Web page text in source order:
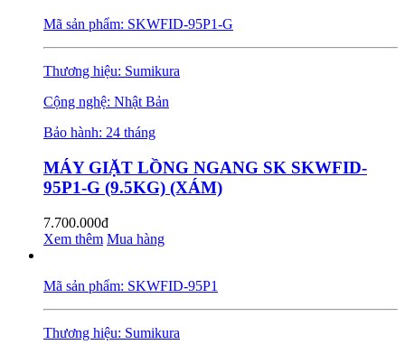
Mã sản phẩm: SKWFID-95P1-G
Thương hiệu: Sumikura
Cộng nghệ: Nhật Bản
Bảo hành: 24 tháng
MÁY GIẶT LỒNG NGANG SK SKWFID-
95P1-G (9.5KG) (XÁM)
7.700.000đ
Xem thêm Mua hàng
Mã sản phẩm: SKWFID-95P1
Thương hiệu: Sumikura